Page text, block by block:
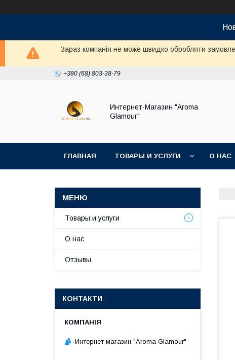
Зараз компанія не може швидко обробляти
+380 (68) 803-38-79
Интернет-Магазин "Aroma
Glamour"
ГЛАВНАЯ ТОВАРЫ И УСЛУГИ О НАС
Товары и услуги
О нас
Отзывы
КОНТАКТИ
Интернет магазин "Aroma Glamour"